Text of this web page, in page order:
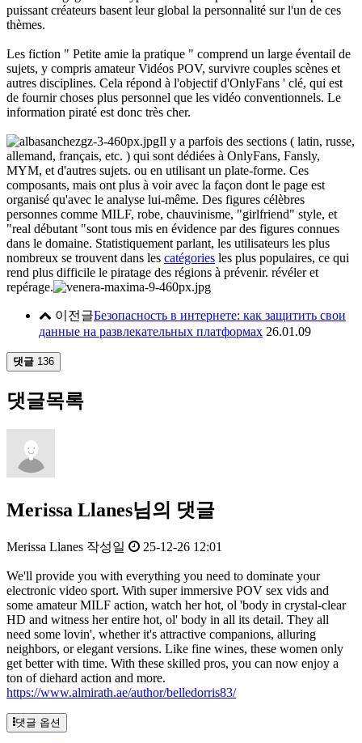
puissant créateurs basent leur global la personnalité sur l'un de ces
thèmes.
Les fiction " Petite amie la pratique " comprend un large éventail de
sujets, y compris amateur Vidéos POV, survivre couples scènes et
autres disciplines. Cela répond à l'objectif d'OnlyFans ' clé, qui est
de fournir choses plus personnel que les vidéo conventionnels. Le
information piraté est donc très cher.
Il y a parfois des sections ( latin, russe,
allemand, français, etc. ) qui sont dédiées à OnlyFans, Fansly,
MYM, et d'autres sujets. ou en utilisant un plate-forme. Ces
composants, mais ont plus à voir avec la façon dont le page est
organisé qu'avec le analyse lui-même. Des figures célèbres
personnes comme MILF, robe, chauvinisme, "girlfriend" style, et
"real débutant "sont tous mis en évidence par des figures connues
dans le domaine. Statistiquement parlant, les utilisateurs les plus
nombreux se trouvent dans les catégories les plus populaires, ce qui
rend plus difficile le piratage des régions à prévenir. révéler et
repérage.
이전글Безопасность в интернете: как защитить свои
данные на развлекательных платформах 26.01.09
댓글 136
댓글목록
Merissa Llanes님의 댓글
Merissa Llanes 작성일 25-12-26 12:01
We'll provide you with everything you need to dominate your
electronic video sport. With super immersive POV sex vids and
some amateur MILF action, watch her hot, ol 'body in crystal-clear
HD and witness her entire hot, ol' body in all its detail. They all
need some lovin', whether it's attractive companions, alluring
neighbors, or elegant versions. Like fine wines, these women only
get better with time. With these skilled pros, you can now enjoy a
ton of diehard action and more.
https://www.almirath.ae/author/belledorris83/
댓글 옵션